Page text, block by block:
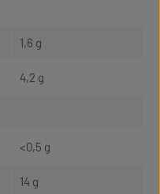
1,6 g
4,2 g
<0,5 g
14 g